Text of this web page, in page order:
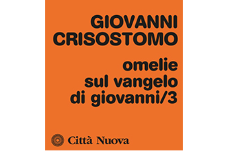
AGGIUNGI AL CARRELLO